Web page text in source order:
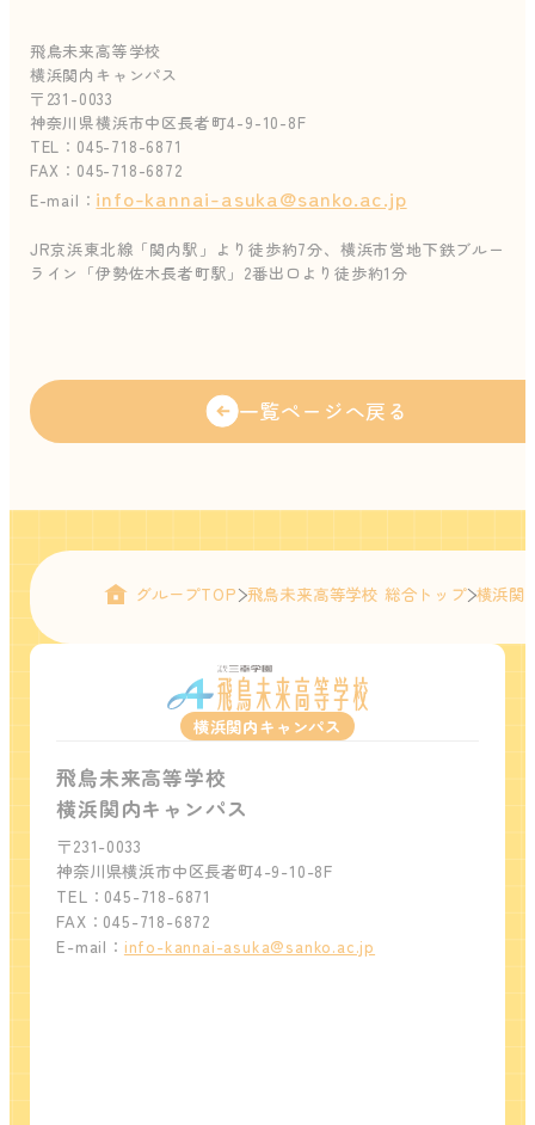
飛鳥未来高等学校
横浜関内キャンパス
〒231-0033
神奈川県横浜市中区長者町4-9-10-8F
TEL：045-718-6871
FAX：045-718-6872
E-mail： info-kannai-asuka@sanko.ac.jp
JR京浜東北線「関内駅」より徒歩約7分、横浜市営地下鉄ブルー
ライン「伊勢佐木長者町駅」2番出口より徒歩約1分
一覧ページへ戻る
グループTOP 飛鳥未来高等学校 総合トップ 横浜関
横浜関内キャンパス
飛鳥未来高等学校
横浜関内キャンパス
〒231-0033
神奈川県横浜市中区長者町4-9-10-8F
TEL：045-718-6871
FAX：045-718-6872
E-mail： info-kannai-asuka@sanko.ac.jp